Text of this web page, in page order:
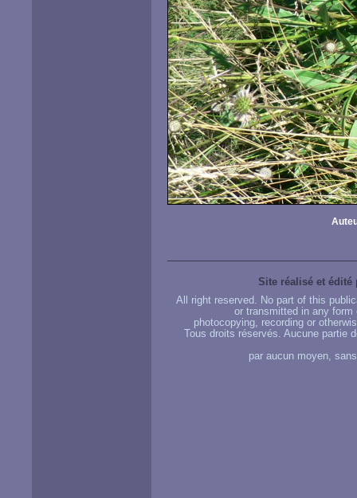
Site réalisé et édité
All right reserved. No part of this
or transmitted in any
photocopying, recording or
Tous droits réservés. Aucune
par aucun moyen,